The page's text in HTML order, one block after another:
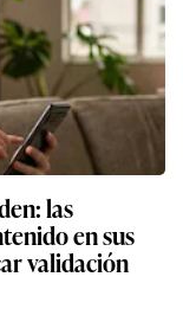
las
en sus
validación